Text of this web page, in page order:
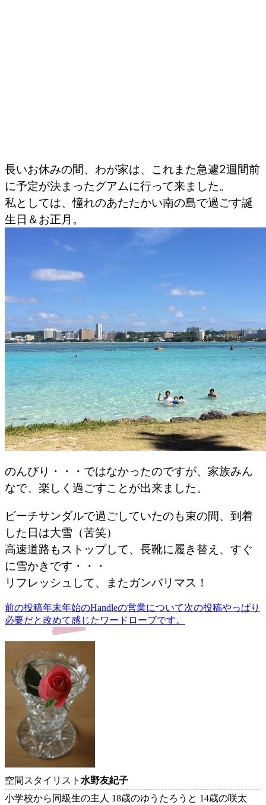
長いお休みの間、わが家は、これまた急遽2週間前
に予定が決まったグアムに行って来ました。
私としては、憧れのあたたかい南の島で過ごす誕
生日＆お正月。
のんびり・・・ではなかったのですが、家族みん
なで、楽しく過ごすことが出来ました。
ビーチサンダルで過ごしていたのも束の間、到着
した日は大雪（苦笑）
高速道路もストップして、長靴に履き替え、すぐ
に雪かきです・・・
リフレッシュして、またガンバリマス！
投
ビ
ゲ
シ
ョ
ン
前の投稿年末年始のHandleの営業について次の投稿やっぱり
必要だと改めて感じたワードローブです。
空間スタイリスト 水野友紀子
小学校から同級生の主人 18歳のゆうたろうと 14歳の咲太